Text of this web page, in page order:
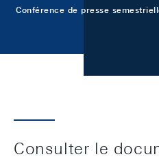
Conférence de presse
Consulter le